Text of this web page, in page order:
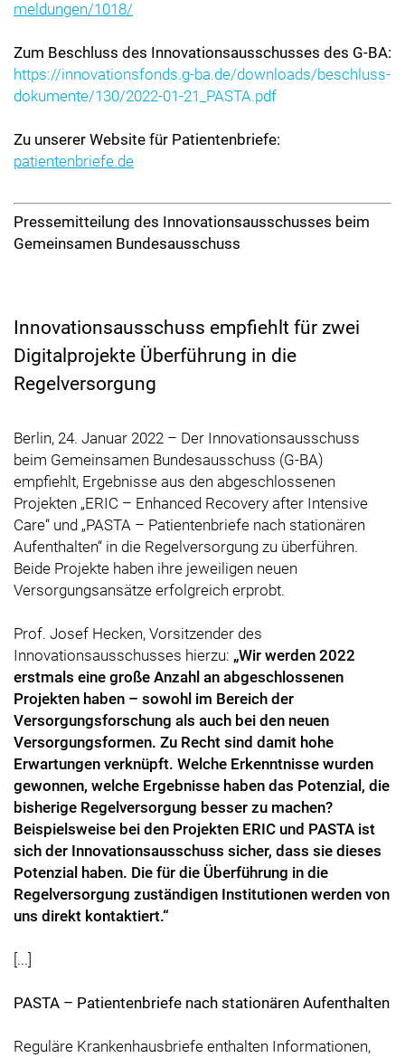
meldungen/1018/
Zum Beschluss des Innovationsausschusses des G-BA:
https://innovationsfonds.g-ba.de/downloads/beschluss-
dokumente/130/2022-01-21_PASTA.pdf
Zu unserer Website für Patientenbriefe:
patientenbriefe.de
Pressemitteilung des Innovationsausschusses beim
Gemeinsamen Bundesausschuss
Innovationsausschuss empfiehlt für zwei
Digitalprojekte Überführung in die
Regelversorgung
Berlin, 24. Januar 2022 – Der Innovationsausschuss
beim Gemeinsamen Bundesausschuss (G-BA)
empfiehlt, Ergebnisse aus den abgeschlossenen
Projekten „ERIC – Enhanced Recovery after Intensive
Care“ und „PASTA – Patientenbriefe nach stationären
Aufenthalten“ in die Regelversorgung zu überführen.
Beide Projekte haben ihre jeweiligen neuen
Versorgungsansätze erfolgreich erprobt.
Prof. Josef Hecken, Vorsitzender des
Innovationsausschusses hierzu: „Wir werden 2022
erstmals eine große Anzahl an abgeschlossenen
Projekten haben – sowohl im Bereich der
Versorgungsforschung als auch bei den neuen
Versorgungsformen. Zu Recht sind damit hohe
Erwartungen verknüpft. Welche Erkenntnisse wurden
gewonnen, welche Ergebnisse haben das Potenzial, die
bisherige Regelversorgung besser zu machen?
Beispielsweise bei den Projekten ERIC und PASTA ist
sich der Innovationsausschuss sicher, dass sie dieses
Potenzial haben. Die für die Überführung in die
Regelversorgung zuständigen Institutionen werden von
uns direkt kontaktiert.“
[...]
PASTA – Patientenbriefe nach stationären Aufenthalten
Reguläre Krankenhausbriefe enthalten Informationen,